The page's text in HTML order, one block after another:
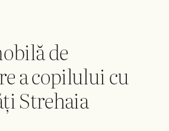
de
a copilului cu
Strehaia